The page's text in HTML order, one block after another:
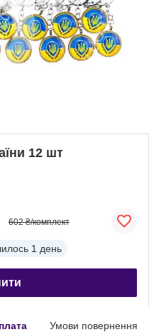
12 шт
602 ₴/комплект
1 день
Умови повернення